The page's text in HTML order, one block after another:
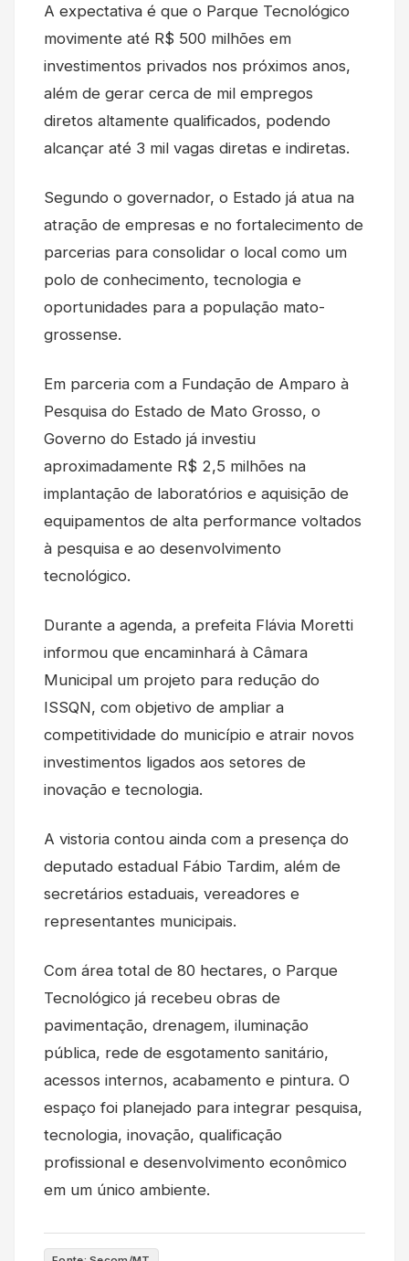
A expectativa é que o Parque Tecnológico
movimente até R$ 500 milhões em
investimentos privados nos próximos anos,
além de gerar cerca de mil empregos
diretos altamente qualificados, podendo
alcançar até 3 mil vagas diretas e indiretas.
Segundo o governador, o Estado já atua na
atração de empresas e no fortalecimento de
parcerias para consolidar o local como um
polo de conhecimento, tecnologia e
oportunidades para a população mato-
grossense.
Em parceria com a Fundação de Amparo à
Pesquisa do Estado de Mato Grosso, o
Governo do Estado já investiu
aproximadamente R$ 2,5 milhões na
implantação de laboratórios e aquisição de
equipamentos de alta performance voltados
à pesquisa e ao desenvolvimento
tecnológico.
Durante a agenda, a prefeita Flávia Moretti
informou que encaminhará à Câmara
Municipal um projeto para redução do
ISSQN, com objetivo de ampliar a
competitividade do município e atrair novos
investimentos ligados aos setores de
inovação e tecnologia.
A vistoria contou ainda com a presença do
deputado estadual Fábio Tardim, além de
secretários estaduais, vereadores e
representantes municipais.
Com área total de 80 hectares, o Parque
Tecnológico já recebeu obras de
pavimentação, drenagem, iluminação
pública, rede de esgotamento sanitário,
acessos internos, acabamento e pintura. O
espaço foi planejado para integrar pesquisa,
tecnologia, inovação, qualificação
profissional e desenvolvimento econômico
em um único ambiente.